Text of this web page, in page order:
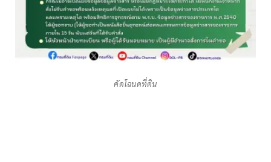
คัดโฉนดที่ดิน